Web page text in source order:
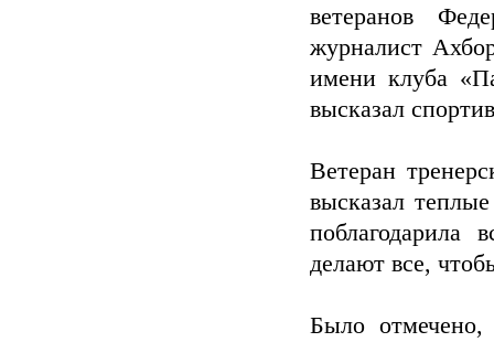
ветеранов
журналист
имени клуба
высказал
Ветеран
высказал
делают все,
Было